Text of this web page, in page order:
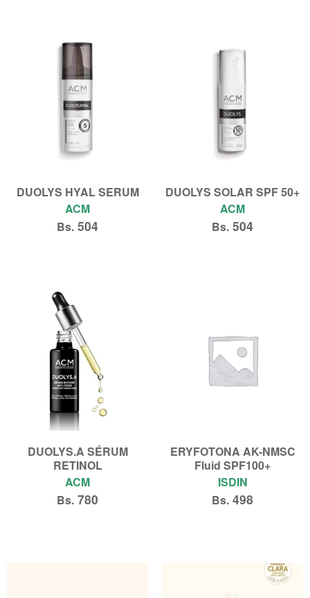
DUOLYS HYAL SERUM
ACM
Bs. 504
DUOLYS SOLAR SPF 50+
ACM
Bs. 504
DUOLYS.A SÉRUM
RETINOL
ACM
Bs. 780
ERYFOTONA AK-NMSC
Fluid SPF100+
ISDIN
Bs. 498